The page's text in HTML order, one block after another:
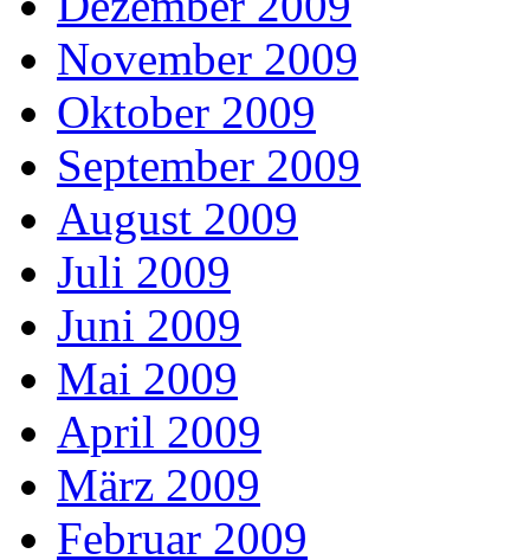
November 2009
Oktober 2009
September 2009
August 2009
Juli 2009
Juni 2009
Mai 2009
April 2009
März 2009
Februar 2009